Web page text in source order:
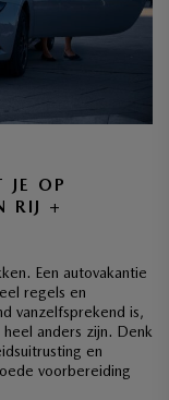
OP
RIJ +
Een autovakantie
regels en
vanzelfsprekend is,
anders zijn. Denk
en
voorbereiding